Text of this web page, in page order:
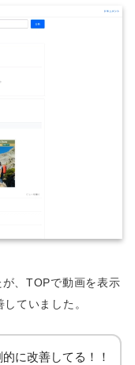
、TOPで動画を表示
ていました。
に改善してる！！